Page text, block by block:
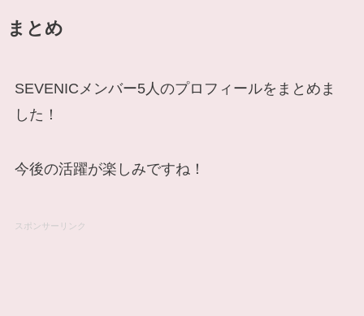
まとめ
SEVENICメンバー5人のプロフィールをまとめま
した！
今後の活躍が楽しみですね！
スポンサーリンク